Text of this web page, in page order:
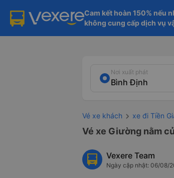
Cam kết hoàn 150% nếu
không cung cấp dịch vụ
Nơi xuất phát
Vé xe khách xe đi Tiền
Vé xe Giường nằm
Vexere Team
Ngày cập nhật: 06/08/